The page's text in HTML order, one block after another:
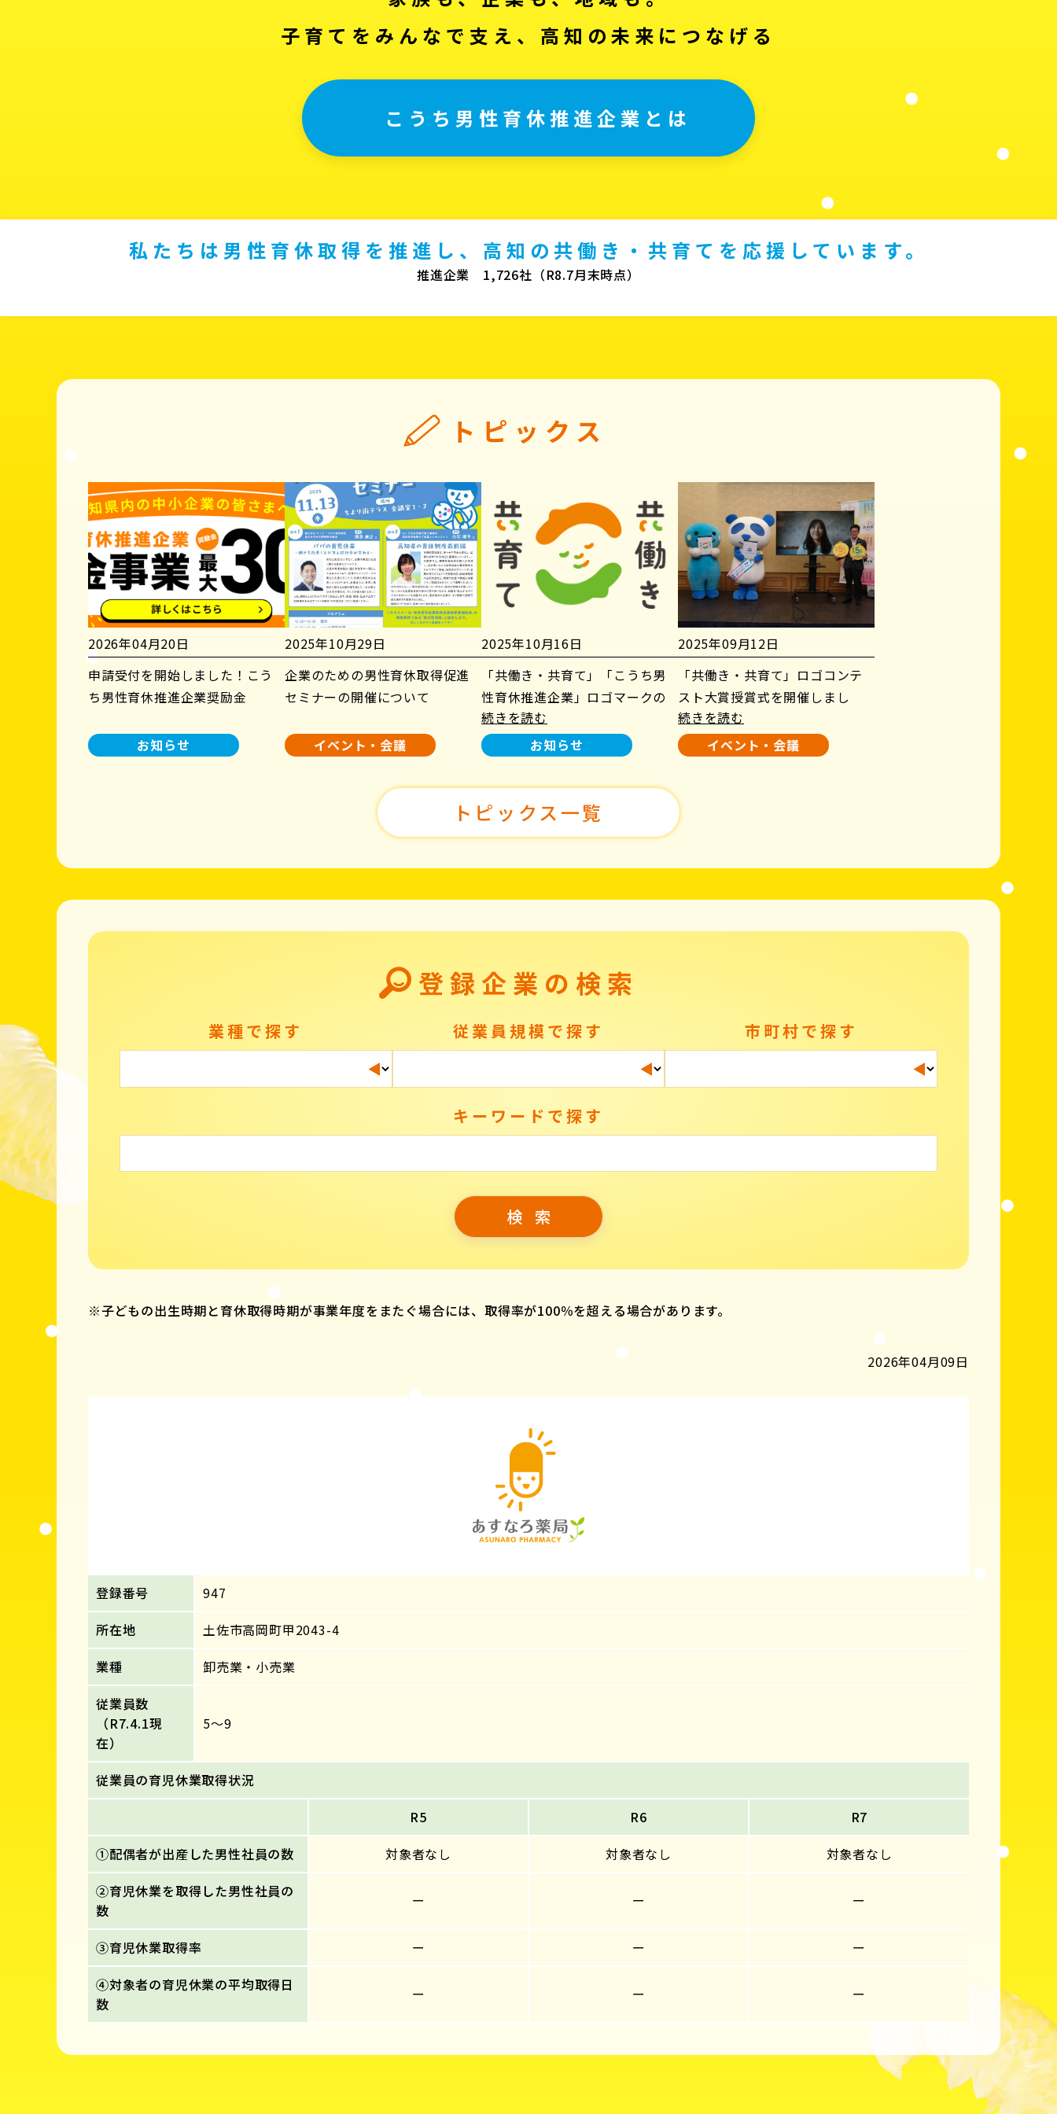
子育てをみんなで支え、高知の未来につなげる
こうち男性育休推進企業とは
私たちは男性育休取得を推進し、高知の共働き・共育てを応援しています。
推進企業 1,726社（R8.7月末時点）
トピックス
2026年04月20日
申請受付を開始しました！こう
ち男性育休推進企業奨励金
お知らせ
2025年10月29日
企業のための男性育休取得促進
セミナーの開催について
イベント・会議
2025年10月16日
「共働き・共育て」「こうち男
性育休推進企業」ロゴマークの
使用について
続きを読む
お知らせ
2025年09月12日
「共働き・共育て」ロゴコンテ
スト大賞授賞式を開催しまし
た！
続きを読む
イベント・会議
トピックス一覧
登録企業の検索
業種で探す 従業員規模で探す 市町村で探す
キーワードで探す
※子どもの出生時期と育休取得時期が事業年度をまたぐ場合には、取得率が100％を超える場合があります。
2026年04月09日
登録番号
947
所在地
土佐市高岡町甲2043-4
業種
卸売業・小売業
従業員数
（R7.4.1現
在）
5～9
従業員の育児休業取得状況
R5
R6
R7
①配偶者が出産した男性社員の数
対象者なし 対象者なし
対象者なし
②育児休業を取得した男性社員の
数
ー ー ー
③育児休業取得率 ー ー
ー
④対象者の育児休業の平均取得日
数
ー ー ー